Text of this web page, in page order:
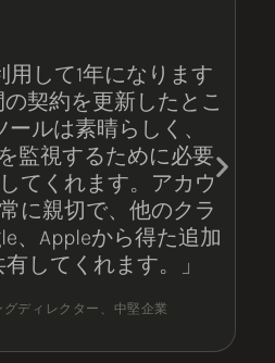
用して1年になります
契約を更新したとこ
ルは素晴らしく、
監視するために必要
てくれます。アカウ
に親切で、他のクラ
、Appleから得た追加
してくれます。」
ディレクター、中堅企業